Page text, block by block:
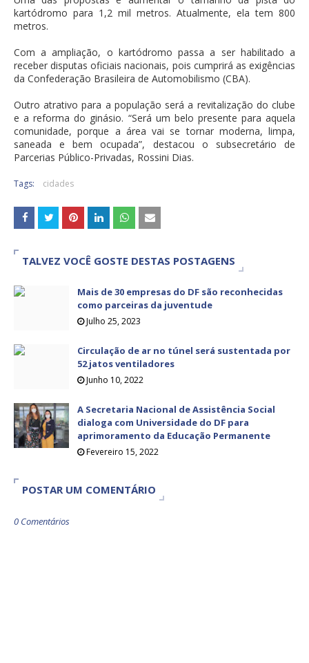
kartódromo para 1,2 mil metros. Atualmente, ela tem 800
metros.
Com a ampliação, o kartódromo passa a ser habilitado a
receber disputas oficiais nacionais, pois cumprirá as exigências
da Confederação Brasileira de Automobilismo (CBA).
Outro atrativo para a população será a revitalização do clube
e a reforma do ginásio. “Será um belo presente para aquela
comunidade, porque a área vai se tornar moderna, limpa,
saneada e bem ocupada”, destacou o subsecretário de
Parcerias Público-Privadas, Rossini Dias.
Tags: cidades
TALVEZ VOCÊ GOSTE DESTAS POSTAGENS
Mais de 30 empresas do DF são reconhecidas
como parceiras da juventude
Julho 25, 2023
Circulação de ar no túnel será sustentada por
52 jatos ventiladores
Junho 10, 2022
A Secretaria Nacional de Assistência Social
dialoga com Universidade do DF para
aprimoramento da Educação Permanente
Fevereiro 15, 2022
POSTAR UM COMENTÁRIO
0 Comentários